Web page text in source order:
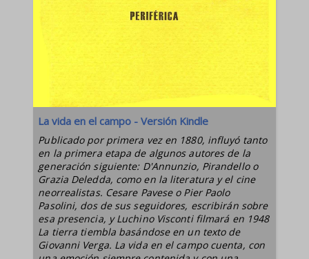
La vida en el campo - Versión Kindle
Publicado por primera vez en 1880, influyó tanto
en la primera etapa de algunos autores de la
generación siguiente: D'Annunzio, Pirandello o
Grazia Deledda, como en la literatura y el cine
neorrealistas. Cesare Pavese o Pier Paolo
Pasolini, dos de sus seguidores, escribirán sobre
esa presencia, y Luchino Visconti filmará en 1948
La tierra tiembla basándose en un texto de
Giovanni Verga. La vida en el campo cuenta, con